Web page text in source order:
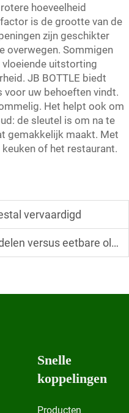
hoeveelheid
is de grootte van de
zijn geschikter
overwegen. Sommigen
vloeiende uitstorting
JB BOTTLE biedt
voor uw behoeften vindt.
Het helpt ook om
de sleutel is om na te
gemakkelijk maakt. Met
of het restaurant.
vervaardigd
versus eetbare oliën
Snelle
koppelingen
Producten